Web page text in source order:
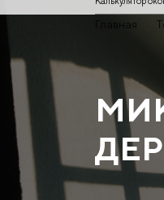
Панорамные
Главная